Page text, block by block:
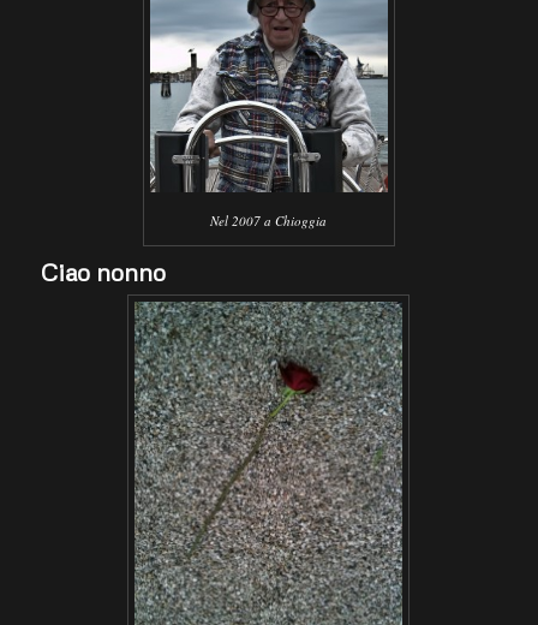
Nel 2007 a Chioggia
Ciao nonno